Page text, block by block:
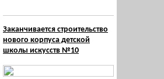
Заканчивается строительство
нового корпуса детской
школы искусств №10